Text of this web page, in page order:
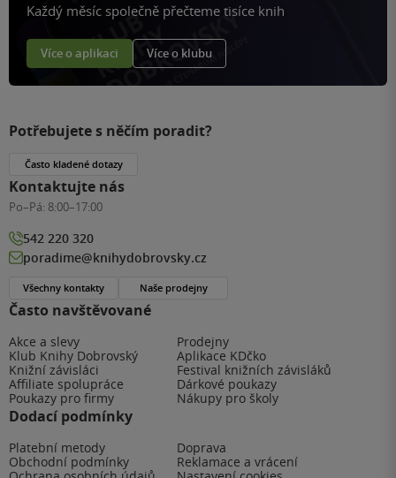
Každý měsíc společně přečteme tisíce knih
Více o aplikaci Více o klubu
Často navštěvované
Akce a slevy
Prodejny
Klub Knihy Dobrovský
Aplikace KDčko
Knižní závisláci
Festival knižních závisláků
Affiliate spolupráce
Dárkové poukazy
Poukazy pro firmy
Nákupy pro školy
Dodací podmínky
Platební metody
Doprava
Obchodní podmínky
Reklamace a vrácení
Potřebujete s něčím poradit?
Často kladené dotazy
Kontaktujte nás
Po–Pá: 8:00–17:00
542 220 320
poradime@knihydobrovsky.cz
Všechny kontakty Naše prodejny